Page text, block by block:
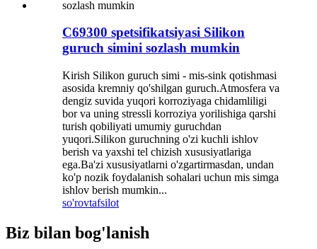
C69300 spetsifikatsiyasi Silikon
guruch simini sozlash mumkin
Kirish Silikon guruch simi - mis-sink qotishmasi
asosida kremniy qo'shilgan guruch.Atmosfera va
dengiz suvida yuqori korroziyaga chidamliligi
bor va uning stressli korroziya yorilishiga qarshi
turish qobiliyati umumiy guruchdan
yuqori.Silikon guruchning o'zi kuchli ishlov
berish va yaxshi tel chizish xususiyatlariga
ega.Ba'zi xususiyatlarni o'zgartirmasdan, undan
ko'p nozik foydalanish sohalari uchun mis simga
ishlov berish mumkin...
so'rovtafsilot
Biz bilan bog'lanish